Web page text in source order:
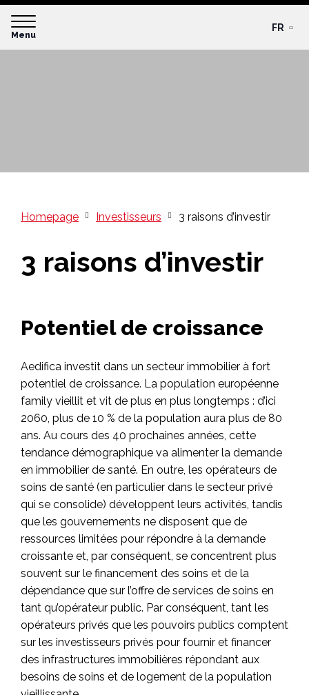
Menu
FR
Homepage Investisseurs 3 raisons d’investir
3 raisons d’investir
Potentiel de croissance
Aedifica investit dans un secteur immobilier à fort
potentiel de croissance. La population européenne
family vieillit et vit de plus en plus longtemps : d’ici
2060, plus de 10 % de la population aura plus de 80
ans. Au cours des 40 prochaines années, cette
tendance démographique va alimenter la demande
en immobilier de santé. En outre, les opérateurs de
soins de santé (en particulier dans le secteur privé
qui se consolide) développent leurs activités, tandis
que les gouvernements ne disposent que de
ressources limitées pour répondre à la demande
croissante et, par conséquent, se concentrent plus
souvent sur le financement des soins et de la
dépendance que sur l’offre de services de soins en
tant qu’opérateur public. Par conséquent, tant les
opérateurs privés que les pouvoirs publics comptent
sur les investisseurs privés pour fournir et financer
des infrastructures immobilières répondant aux
besoins de soins et de logement de la population